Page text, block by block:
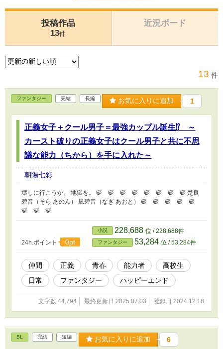
投稿作品
13件
近況ボード
13 件
ファンタジー 完結 長編 お気に入りに追加 1
正義女子＋クール男子＝最強カップル誕生⁉ ～
カースト破りの正義女子はクール男子と共に不思
議な能力（ちから）を手に入れた～
朝陽七彩
壊しに行こうか。 地獄を。 🍃 🍃 🍃 🍃 🍃 🍃 🍃 🍃 楚良
碧音（そら あのん） 凪碧音（なぎ あおと） 🍃 🍃 🍃 🍃 🍃
🍃 🍃 🍃
24h.ポイント 0pt
小説 228,688 位 / 228,688件
ファンタジー 53,284 位 / 53,284件
仲間 正義 青春 能力者
高校生
日常
ファンタジー ハッピーエンド
文字数 44,794 最終更新日 2025.07.03 登録日 2024.12.18
BL 完結 短編 お気に入りに追加 6